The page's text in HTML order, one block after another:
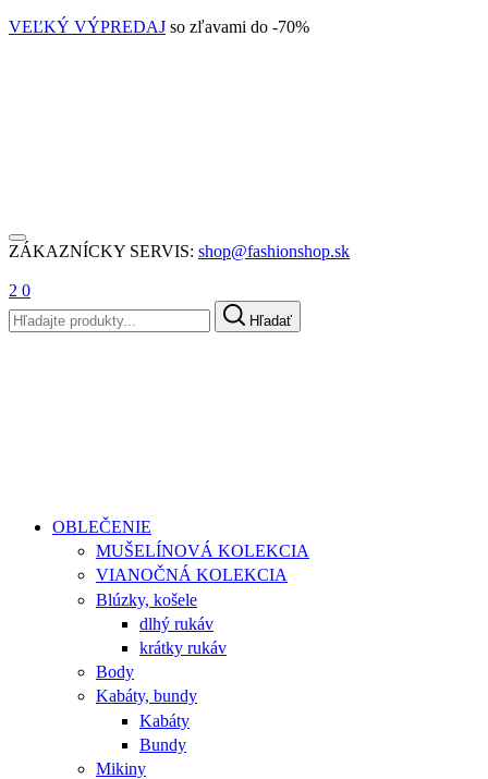
VEĽKÝ VÝPREDAJ so zľavami do -70%
ZÁKAZNÍCKY SERVIS: shop@fashionshop.sk
2 0
Hľadať
OBLEČENIE
MUŠELÍNOVÁ KOLEKCIA
VIANOČNÁ KOLEKCIA
Blúzky, košele
dlhý rukáv
krátky rukáv
Body
Kabáty, bundy
Kabáty
Bundy
Mikiny